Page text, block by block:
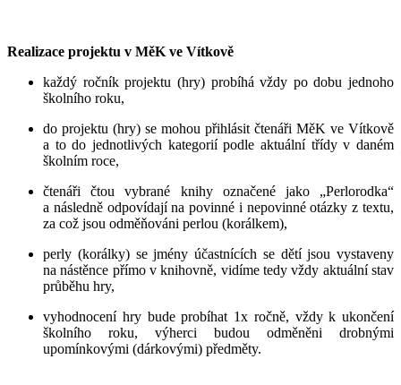
Realizace projektu v MěK ve Vítkově
každý ročník projektu (hry) probíhá vždy po dobu jednoho
školního roku,
do projektu (hry) se mohou přihlásit čtenáři MěK ve Vítkově
a to do jednotlivých kategorií podle aktuální třídy v daném
školním roce,
čtenáři čtou vybrané knihy označené jako „Perlorodka“
a následně odpovídají na povinné i nepovinné otázky z textu,
za což jsou odměňováni perlou (korálkem),
perly (korálky) se jmény účastnících se dětí jsou vystaveny
na nástěnce přímo v knihovně, vidíme tedy vždy aktuální stav
průběhu hry,
vyhodnocení hry bude probíhat 1x ročně, vždy k ukončení
školního roku, výherci budou odměněni drobnými
upomínkovými (dárkovými) předměty.